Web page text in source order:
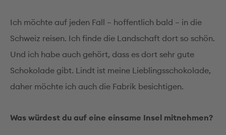
Ich möchte auf jeden Fall – hoffentlich bald ­– in die
Schweiz reisen. Ich finde die Landschaft dort so schön.
Und ich habe auch gehört, dass es dort sehr gute
Schokolade gibt. Lindt ist meine Lieblingsschokolade,
daher möchte ich auch die Fabrik besichtigen.
Was würdest du auf eine einsame Insel mitnehmen?